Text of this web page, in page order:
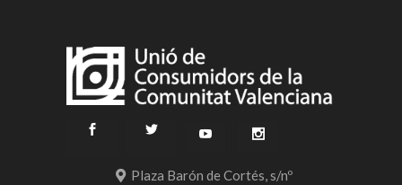
Plaza Barón de Cortés, s/nº